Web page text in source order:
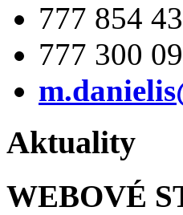
777 854
777 300
Aktuality
WEBOVÉ